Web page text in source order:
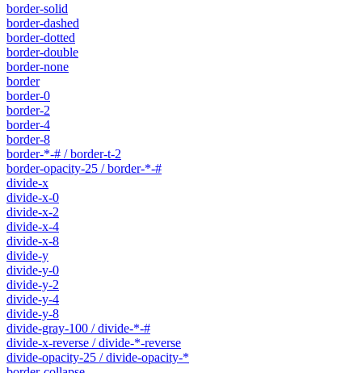
border-solid
border-dashed
border-dotted
border-double
border-none
border
border-0
border-2
border-4
border-8
border-*-# / border-t-2
border-opacity-25 / border-*-#
divide-x
divide-x-0
divide-x-2
divide-x-4
divide-x-8
divide-y
divide-y-0
divide-y-2
divide-y-4
divide-y-8
divide-gray-100 / divide-*-#
divide-x-reverse / divide-*-reverse
divide-opacity-25 / divide-opacity-*